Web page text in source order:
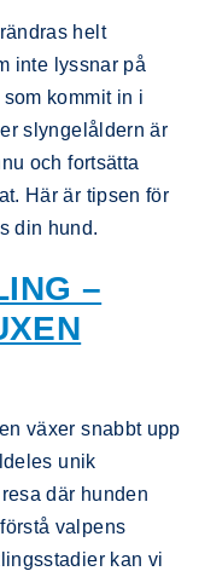
helt
inte lyssnar på
kommit in i
slyngelåldern är
och fortsätta
Här är tipsen för
din hund.
–
växer snabbt upp
unik
där hunden
valpens
kan vi